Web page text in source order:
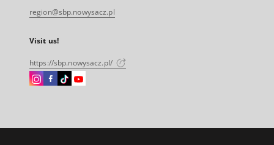
region@sbp.nowysacz.pl
Visit us!
https://sbp.nowysacz.pl/
Instagram
open
Facebook
open
Instagram
open
Instagram
open